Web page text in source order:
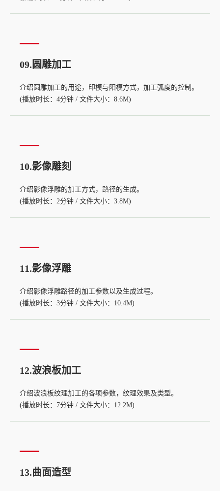
09.圆雕加工
介绍圆雕加工的用途，印模与阳模方式，加工弧度的控制。
(播放时长：4分钟 / 文件大小：8.6M)
10.影像雕刻
介绍影像浮雕的加工方式，路径的生成。
(播放时长：2分钟 / 文件大小：3.8M)
11.影像浮雕
介绍影像浮雕路径的加工参数以及生成过程。
(播放时长：3分钟 / 文件大小：10.4M)
12.波浪板加工
介绍波浪板纹理加工的各项参数，纹理效果及类型。
(播放时长：7分钟 / 文件大小：12.2M)
13.曲面造型